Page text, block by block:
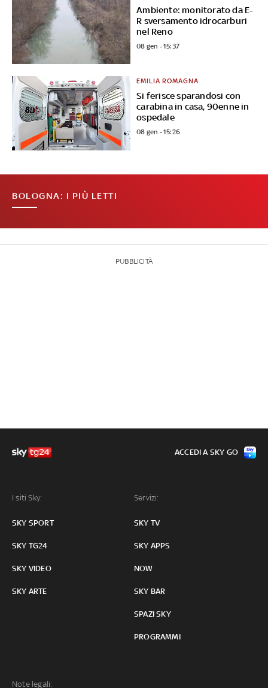
Ambiente: monitorato da E-
R sversamento idrocarburi
nel Reno
08 gen - 15:37
Si ferisce sparandosi con
carabina in casa, 90enne in
ospedale
EMILIA ROMAGNA
08 gen - 15:26
BOLOGNA: I PIÙ LETTI
PUBBLICITÀ
I siti Sky:
SKY SPORT
SKY TG24
SKY VIDEO
SKY ARTE
Servizi:
SKY TV
SKY APPS
NOW
SKY BAR
SPAZI SKY
PROGRAMMI
Note legali:
ACCEDI A SKY GO